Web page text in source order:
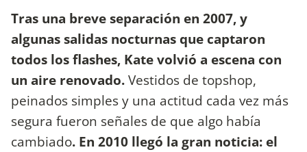
Tras una breve separación en 2007, y
algunas salidas nocturnas que captaron
todos los flashes, Kate volvió a escena con
un aire renovado.Vestidos de topshop,
peinados simples y una actitud cada vez más
segura fueron señales de que algo había
cambiado. En 2010 llegó la gran noticia: el